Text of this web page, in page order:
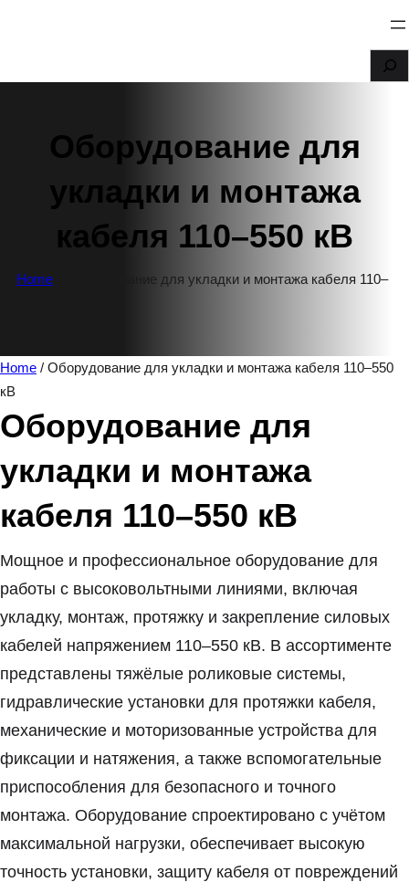
Оборудование для
укладки и монтажа
кабеля 110–550 кВ
Home / Оборудование для укладки и монтажа кабеля 110–
Home / Оборудование для укладки и монтажа кабеля 110–550
кВ
Оборудование для
укладки и монтажа
кабеля 110–550 кВ
Мощное и профессиональное оборудование для
работы с высоковольтными линиями, включая
укладку, монтаж, протяжку и закрепление силовых
кабелей напряжением 110–550 кВ. В ассортименте
представлены тяжёлые роликовые системы,
гидравлические установки для протяжки кабеля,
механические и моторизованные устройства для
фиксации и натяжения, а также вспомогательные
приспособления для безопасного и точного
монтажа. Оборудование спроектировано с учётом
максимальной нагрузки, обеспечивает высокую
точность установки, защиту кабеля от повреждений